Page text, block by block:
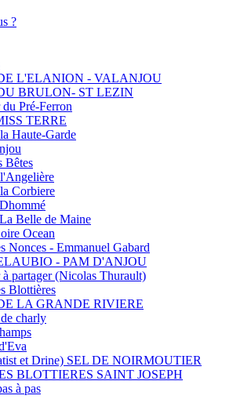
?
L'ELANION - VALANJOU
BRULON- ST LEZIN
Pré-Ferron
TERRE
Haute-Garde
Bêtes
Corbiere
Belle de Maine
Ocean
Nonces - Emmanuel Gabard
- PAM D'ANJOU
partager (Nicolas Thurault)
Blottières
LA GRANDE RIVIERE
charly
et Drine) SEL DE NOIRMOUTIER
BLOTTIERES SAINT JOSEPH
à pas